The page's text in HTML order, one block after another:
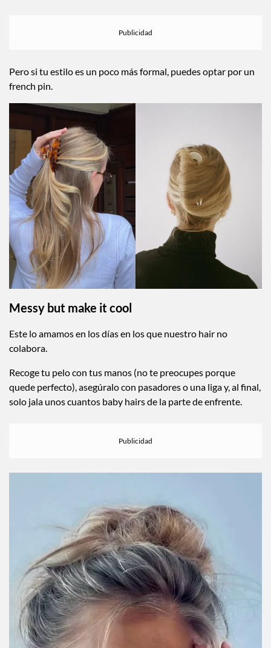
Pero si tu estilo es un poco más formal, puedes optar por un
french pin.
Messy but make it cool
Este lo amamos en los días en los que nuestro hair no
colabora.
Recoge tu pelo con tus manos (no te preocupes porque
quede perfecto), asegúralo con pasadores o una liga y, al final,
solo jala unos cuantos baby hairs de la parte de enfrente.